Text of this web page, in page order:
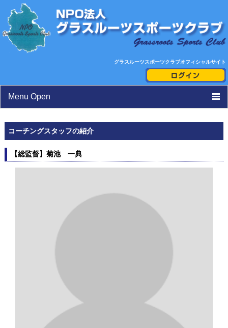
グラスルーツスポーツクラブオフィシャルサイト
Menu Open
ニュース
活動日程表
コーチングスタッフの紹介
【総監督】菊池 一典